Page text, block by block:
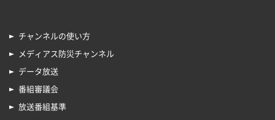
チャンネルの使い方
メディアス防災チャンネル
データ放送
番組審議会
放送番組基準